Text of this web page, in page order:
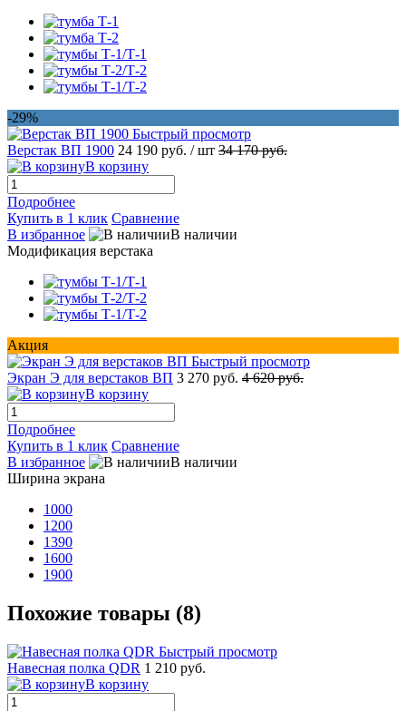
-29%
Быстрый просмотр
Верстак ВП 1900 24 190 руб. / шт 34 170 руб.
В корзину
Подробнее
Купить в 1 клик Сравнение
В избранное
В наличии
Модификация верстака
Акция
Быстрый просмотр
Экран Э для верстаков ВП 3 270 руб. 4 620 руб.
В корзину
Подробнее
Купить в 1 клик Сравнение
В избранное
В наличии
Ширина экрана
1000
1200
1390
1600
1900
Похожие товары (8)
Быстрый просмотр
Навесная полка QDR 1 210 руб.
В корзину